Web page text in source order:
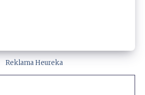
Reklama Heureka